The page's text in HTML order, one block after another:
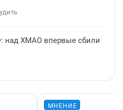
над ХМАО впервые сбили
МНЕНИЕ